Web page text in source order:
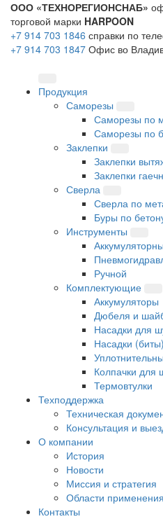
ООО «ТЕХНОРЕГИОНСНАБ»
торговой марки HARPOON
+7 914 703 1846 справки по
+7 914 703 1847 Офис во
Продукция
Саморезы
Саморезы по
Саморезы по
Заклепки
Заклепки
Заклепки
Сверла
Сверла по
Буры по
Инструменты
Ручной
Комплектующие
Аккумуляторы
Дюбеля и
Насадки для
Насадки
Колпачки для
Термовтулки
Техподдержка
Техническая
Консультация и
О компании
История
Новости
Миссия и стратегия
Области применения
Контакты